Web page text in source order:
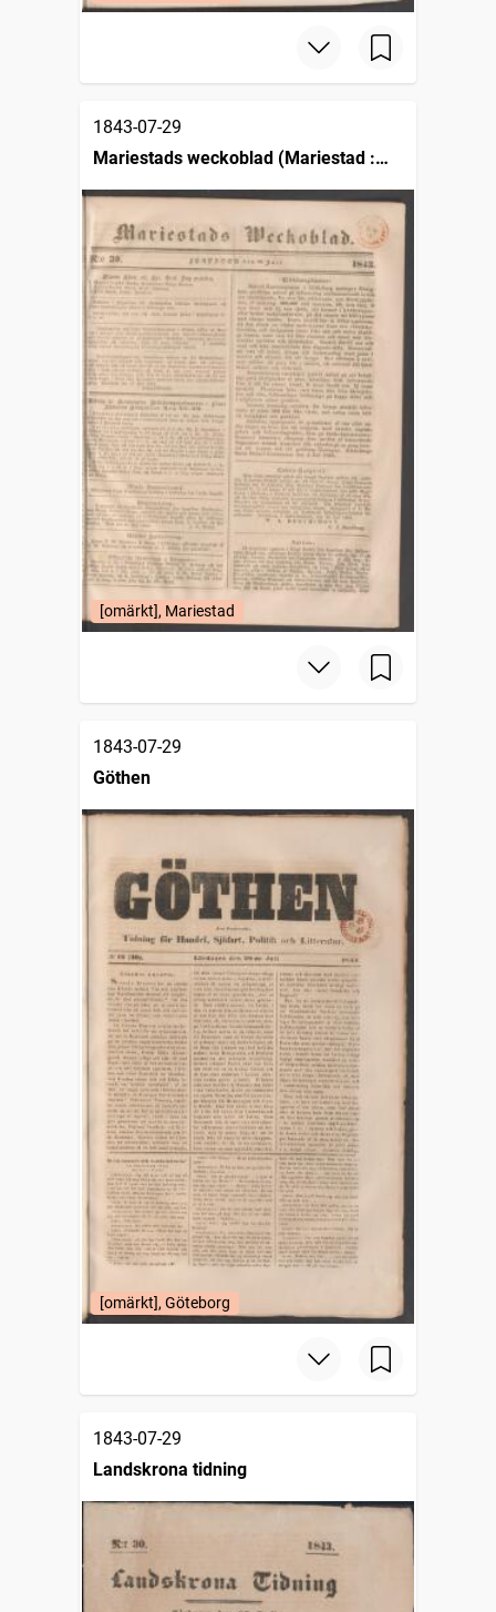
1843-07-29
Mariestads weckoblad (Mariestad :
[omärkt], Mariestad
1843-07-29
Göthen
[omärkt], Göteborg
1843-07-29
Landskrona tidning